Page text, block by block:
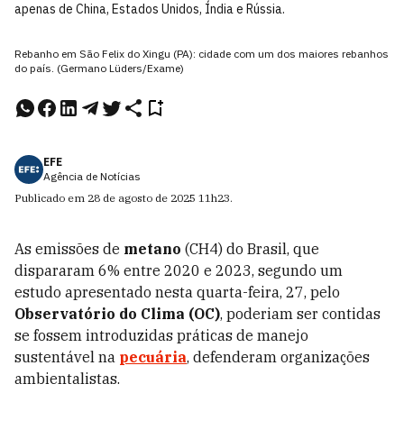
apenas de China, Estados Unidos, Índia e Rússia.
Rebanho em São Felix do Xingu (PA): cidade com um dos maiores rebanhos
do país. (Germano Lüders/Exame)
EFE
Agência de Notícias
Publicado em 28 de agosto de 2025 11h23.
As emissões de metano (CH4) do Brasil, que
dispararam 6% entre 2020 e 2023, segundo um
estudo apresentado nesta quarta-feira, 27, pelo
Observatório do Clima (OC), poderiam ser contidas
se fossem introduzidas práticas de manejo
sustentável na pecuária, defenderam organizações
ambientalistas.